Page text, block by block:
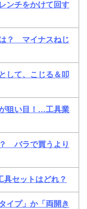
ンチをかけて回す
？ マイナスねじ
して、こじる＆叩
狙い目！…工具業
バラで買うより
具セットはどれ？
イプ」か「両開き